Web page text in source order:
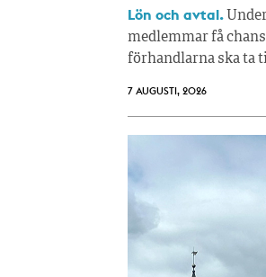
Lön och avtal.
medlemmar få
förhandlarna ska ta
7 AUGUSTI, 2026